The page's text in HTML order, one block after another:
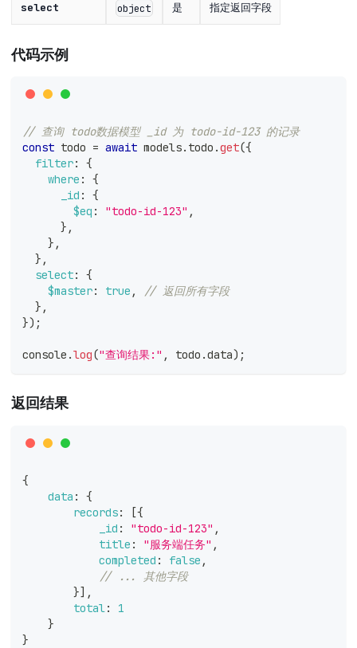
select object 是 指定返回字段
代码示例
// 查询 todo数据模型 _id 为 todo-id-123 的记录
const todo = await models. todo .get({
filter:
{
where :
{
_id :
{
$eq : "todo-id-123" ,
} ,
} ,
} ,
select:
{
$master: true ,
// 返回所有字段
} ,
}) ;
console .log("查询结果:" , todo .data) ;
返回结果
{
data :
{
records: [{
_id : "todo-id-123" ,
title : "服务端任务" ,
completed : false ,
// ... 其他字段
}] ,
total:
1
}
}